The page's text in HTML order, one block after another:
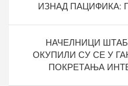
ИЗНАД ПАЦИФИКА:
НАЧЕЛНИЦИ
ОКУПИЛИ СУ СЕ У
ПОКРЕТАЊА